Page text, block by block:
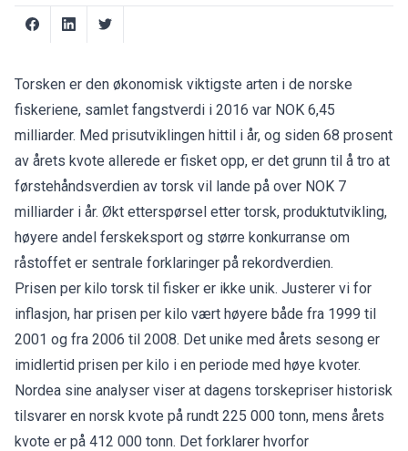
Torsken er den økonomisk viktigste arten i de norske
fiskeriene, samlet fangstverdi i 2016 var NOK 6,45
milliarder. Med prisutviklingen hittil i år, og siden 68 prosent
av årets kvote allerede er fisket opp, er det grunn til å tro at
førstehåndsverdien av torsk vil lande på over NOK 7
milliarder i år. Økt etterspørsel etter torsk, produktutvikling,
høyere andel ferskeksport og større konkurranse om
råstoffet er sentrale forklaringer på rekordverdien.
Prisen per kilo torsk til fisker er ikke unik. Justerer vi for
inflasjon, har prisen per kilo vært høyere både fra 1999 til
2001 og fra 2006 til 2008. Det unike med årets sesong er
imidlertid prisen per kilo i en periode med høye kvoter.
Nordea sine analyser viser at dagens torskepriser historisk
tilsvarer en norsk kvote på rundt 225 000 tonn, mens årets
kvote er på 412 000 tonn. Det forklarer hvorfor